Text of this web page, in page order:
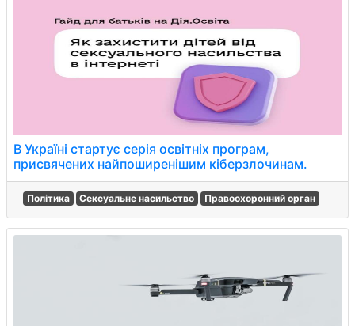
В Україні стартує серія освітніх програм,
присвячених найпоширенішим кіберзлочинам.
Політика Сексуальне насильство Правоохоронний орган